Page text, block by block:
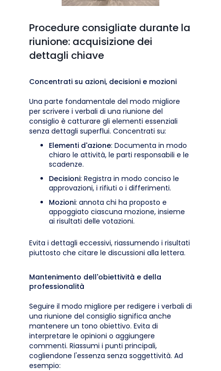
Procedure consigliate durante la
riunione: acquisizione dei
dettagli chiave
Concentrati su azioni, decisioni e mozioni
Una parte fondamentale del modo migliore
per scrivere i verbali di una riunione del
consiglio è catturare gli elementi essenziali
senza dettagli superflui. Concentrati su:
Elementi d'azione: Documenta in modo
chiaro le attività, le parti responsabili e le
scadenze.
Decisioni: Registra in modo conciso le
approvazioni, i rifiuti o i differimenti.
Mozioni: annota chi ha proposto e
appoggiato ciascuna mozione, insieme
ai risultati delle votazioni.
Evita i dettagli eccessivi, riassumendo i risultati
piuttosto che citare le discussioni alla lettera.
Mantenimento dell'obiettività e della
professionalità
Seguire il modo migliore per redigere i verbali di
una riunione del consiglio significa anche
mantenere un tono obiettivo. Evita di
interpretare le opinioni o aggiungere
commenti. Riassumi i punti principali,
cogliendone l'essenza senza soggettività. Ad
esempio: